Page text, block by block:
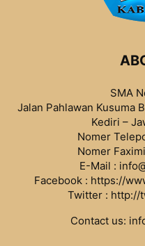
SMA
Jalan Pahlawan Kusuma
Kediri –
Nomer
Nomer
E-Mail :
Facebook : https://
Twitter : http://
Contact us: